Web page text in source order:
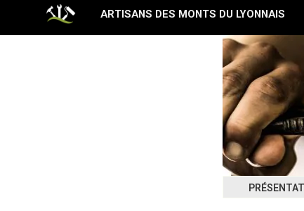
ARTISANS DES MONTS DU LYONNAIS